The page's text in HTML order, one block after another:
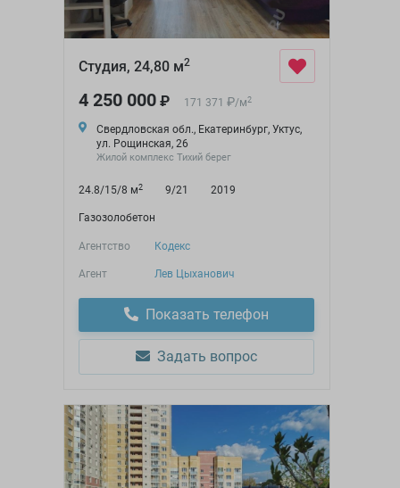
Студия, 24,80 м2
4 250 000₽ 171 371 ₽/м2
Свердловская обл., Екатеринбург, Уктус,
ул. Рощинская, 26
Жилой комплекс Тихий берег
24.8/15/8 м2 9/21 2019
Газозолобетон
Агентство Кодекс
Агент Лев Цыханович
Показать телефон
Задать вопрос